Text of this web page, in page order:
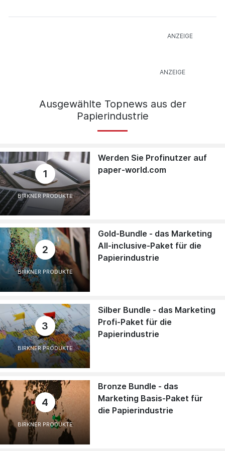
Ausgewählte Topnews aus der
Papierindustrie
1
BIRKNER PRODUKTE
Werden Sie Profinutzer auf
paper-world.com
2
BIRKNER PRODUKTE
Gold-Bundle - das Marketing
All-inclusive-Paket für die
Papierindustrie
3
BIRKNER PRODUKTE
Silber Bundle - das Marketing
Profi-Paket für die
Papierindustrie
4
BIRKNER PRODUKTE
Bronze Bundle - das
Marketing Basis-Paket für
die Papierindustrie